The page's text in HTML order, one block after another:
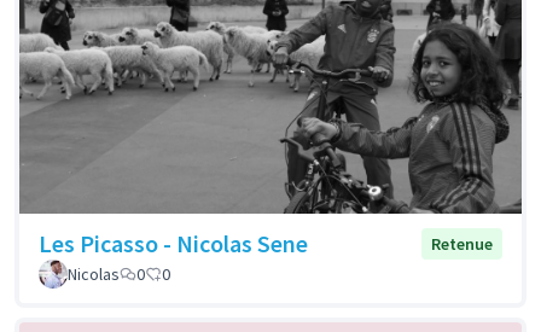
Les Picasso - Nicolas Sene
Retenue
Nicolas
0 0